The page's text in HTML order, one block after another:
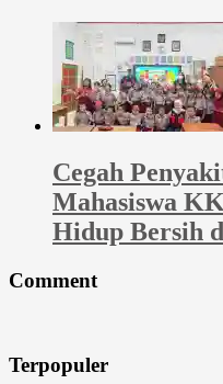
Cegah
Mahasiswa
Hidup Bersih
Comment
Terpopuler